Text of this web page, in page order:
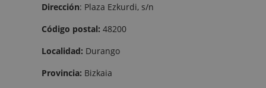
Dirección: Plaza Ezkurdi, s/n
Código postal: 48200
Localidad: Durango
Provincia: Bizkaia